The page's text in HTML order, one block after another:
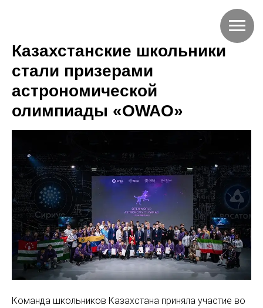
Казахстанские школьники
стали призерами
астрономической
олимпиады «OWAO»
Команда школьников Казахстана приняла участие во